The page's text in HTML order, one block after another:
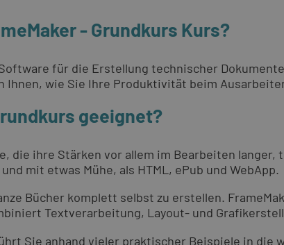
- Grundkurs Kurs?
für die Erstellung technischer
Ihnen, wie Sie Ihre Produktivität beim
geeignet?
die ihre Stärken vor allem im Bearbeiten
mit etwas Mühe, als HTML, ePub und WebApp.
Bücher komplett selbst zu erstellen.
Textverarbeitung, Layout- und
Sie anhand vieler praktischer Beispiele in